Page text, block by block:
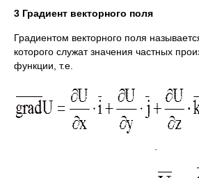
3 Градиент векторного поля
Градиентом векторного поля
которого служат значения частных
функции, т.е.